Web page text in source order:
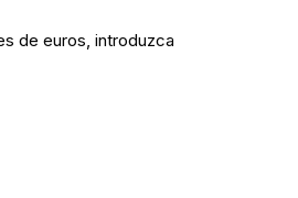
de euros, introduzca